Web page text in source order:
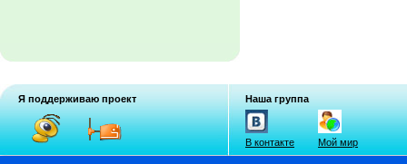
Я поддерживаю проект Наша группа
В контакте Мой мир